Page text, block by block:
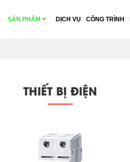
SẢN PHẨM DỊCH VỤ CÔNG TRÌNH
THIẾT BỊ ĐIỆN